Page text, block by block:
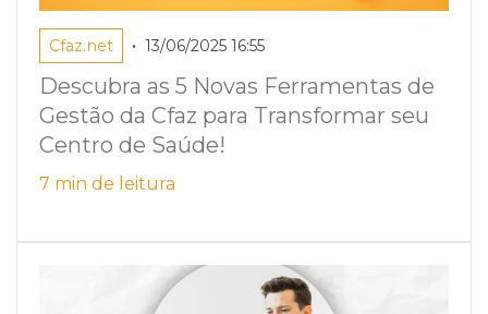
Cfaz.net • 13/06/2025 16:55
Descubra as 5 Novas Ferramentas de
Gestão da Cfaz para Transformar seu
Centro de Saúde!
7 min de leitura